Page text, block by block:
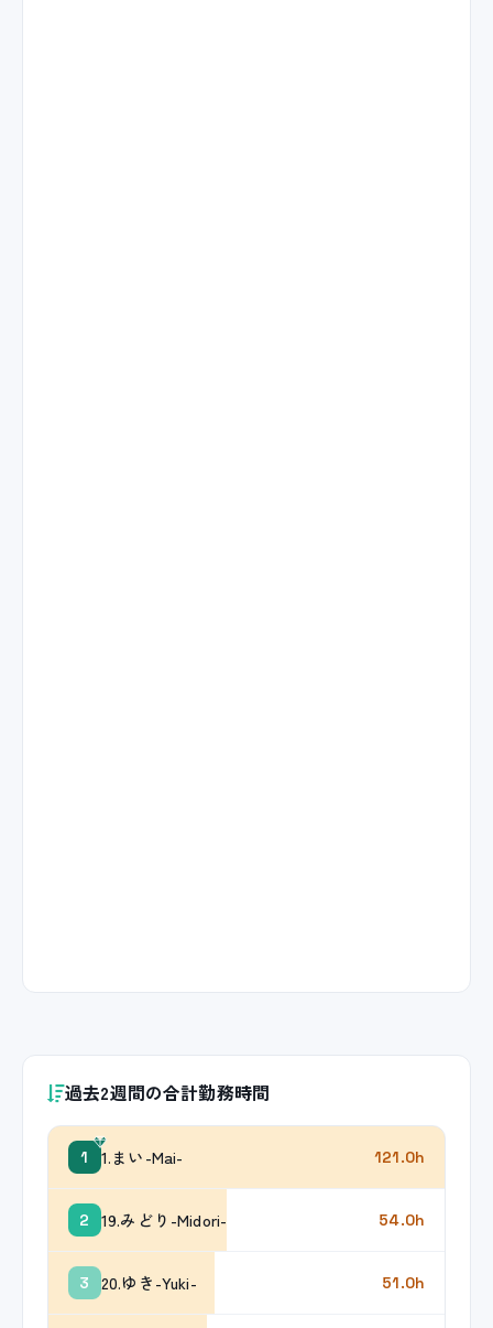
過去2週間の合計勤務時間
1 1.まい-Mai- 121.0h
2 19.みどり-Midori- 54.0h
3 20.ゆき-Yuki- 51.0h